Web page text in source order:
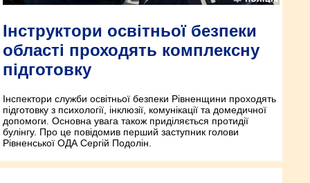
Інструктори освітньої безпеки
області проходять комплексну
підготовку
Інспектори служби освітньої безпеки Рівненщини проходять
підготовку з психології, інклюзії, комунікації та домедичної
допомоги. Основна увага також приділяється протидії
булінгу. Про це повідомив перший заступник голови
Рівненської ОДА Сергій Подолін.